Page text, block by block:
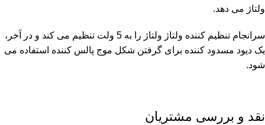
ولتاژ می دهد.
سرانجام تنظیم کننده ولتاژ ولتاژ را به 5 ولت تنظیم می کند و در آخر،
یک دیود مسدود کننده برای گرفتن شکل موج پالس کننده استفاده می
شود.
نقد و بررسی مشتریان